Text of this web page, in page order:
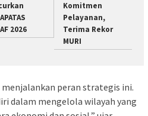
2026
Komitmen
Pelayanan,
Terima Rekor
MURI
peran strategis ini.
dalam mengelola wilayah yang